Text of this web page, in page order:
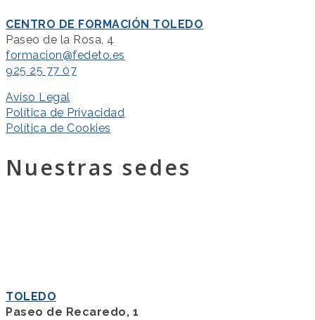
CENTRO DE FORMACIÓN TOLEDO
Paseo de la Rosa, 4
formacion@fedeto.es
925 25 77 07
Aviso Legal
Política de Privacidad
Política de Cookies
Nuestras sedes
TOLEDO
Paseo de Recaredo, 1